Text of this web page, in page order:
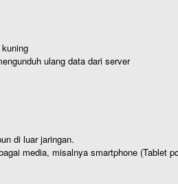
ulang data dari server
di luar jaringan.
media, misalnya smartphone (Tablet